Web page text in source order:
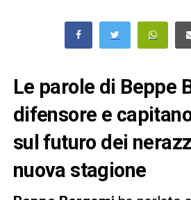
Le parole di Beppe
difensore e
sul futuro dei
nuova stagione